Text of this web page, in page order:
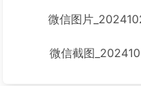
微信图片
微信截图